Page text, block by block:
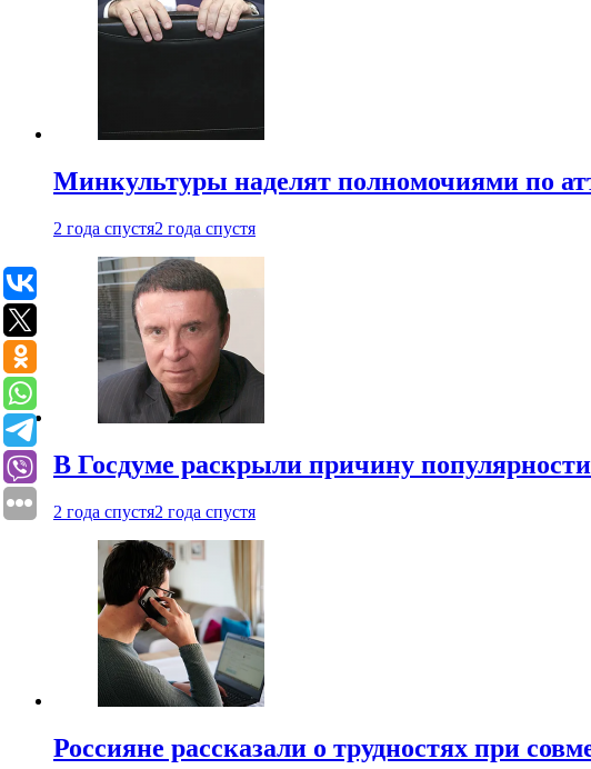
Минкультуры наделят полномочиями по
2 года спустя2 года спустя
В Госдуме раскрыли причину
2 года спустя2 года спустя
Россияне рассказали о трудностях при